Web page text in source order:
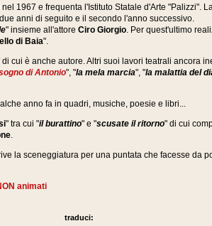
1967 e frequenta l'Istituto Statale d'Arte "Palizzi".
anni di seguito e il secondo l'anno successivo.
" insieme all'attore Ciro Giorgio. Per quest'ultimo
di Baia".
cui è anche autore. Altri suoi lavori teatrali ancora
di Antonio", "la mela marcia", "la malattia del
anno fa in quadri, musiche, poesie e libri...
" tra cui "il burattino" e "scusate il ritorno" di cui
.
la sceneggiatura per una puntata che facesse da
animati
traduci: